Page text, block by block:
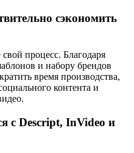
сэкономить
процесс. Благодаря
и набору брендов
время производства,
контента и
с Descript, InVideo и